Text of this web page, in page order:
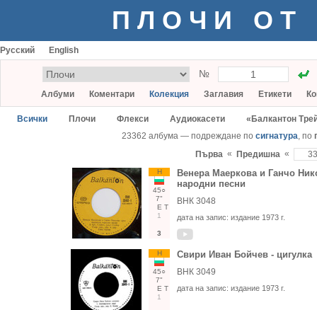
ПЛОЧИ ОТ
Русский English
№
Албуми Коментари Колекция Заглавия Етикети
Всички Плочи Флекси Аудиокасети
«Балкантон
23362 албума — подреждане по сигнатура, по
Първа « Предишна «
Н
45○
7"
Е Т
1
3
Венера Маеркова и Ганчо
народни песни
ВНК 3048
дата на запис: издание 1973 г.
Н
45○
7"
Е Т
1
Свири Иван Бойчев - цигулка
ВНК 3049
дата на запис: издание 1973 г.